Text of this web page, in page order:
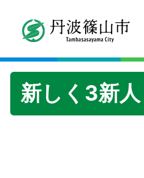
新しく3新